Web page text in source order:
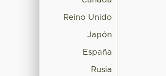
Reino Unido
Japón
España
Rusia